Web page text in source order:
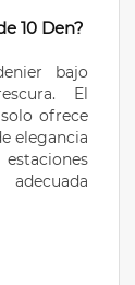
10 Den?
bajo
El
ofrece
elegancia